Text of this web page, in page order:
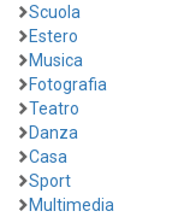
Scuola
Estero
Musica
Fotografia
Teatro
Danza
Casa
Sport
Multimedia